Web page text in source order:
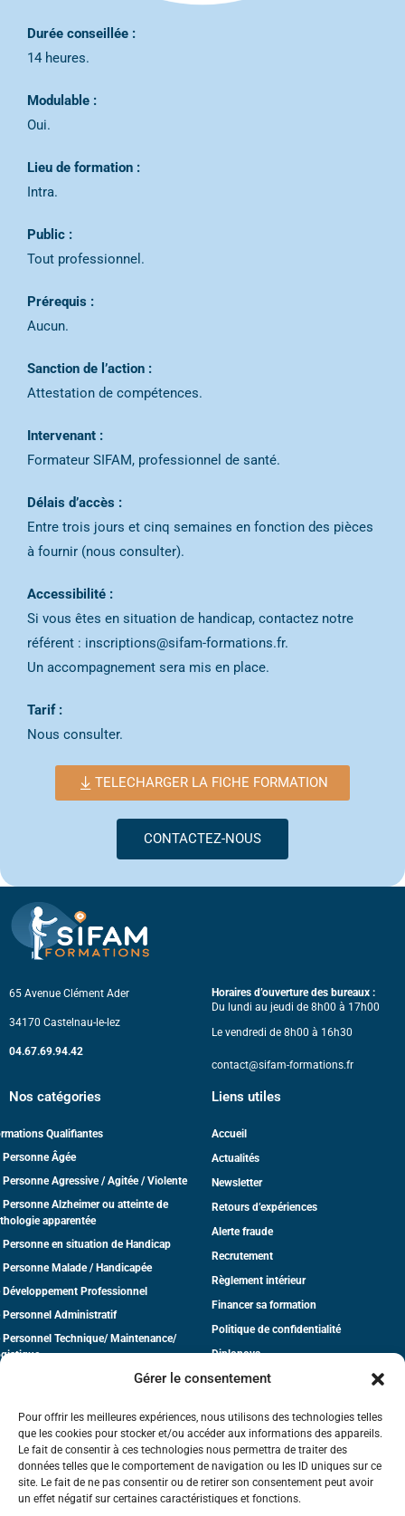
Gérer le consentement
Pour offrir les meilleures expériences, nous utilisons des technologies telles
que les cookies pour stocker et/ou accéder aux informations des appareils.
Le fait de consentir à ces technologies nous permettra de traiter des
données telles que le comportement de navigation ou les ID uniques sur ce
site. Le fait de ne pas consentir ou de retirer son consentement peut avoir
un effet négatif sur certaines caractéristiques et fonctions.
Durée conseillée :
14 heures.
Modulable :
Oui.
Lieu de formation :
Intra.
Public :
Tout professionnel.
Prérequis :
Aucun.
Sanction de l’action :
Attestation de compétences.
Intervenant :
Formateur SIFAM, professionnel de santé.
Délais d’accès :
Entre trois jours et cinq semaines en fonction des pièces
à fournir (nous consulter).
Accessibilité :
Si vous êtes en situation de handicap, contactez notre
référent : inscriptions@sifam-formations.fr.
Un accompagnement sera mis en place.
Tarif :
Nous consulter.
TELECHARGER LA FICHE FORMATION
CONTACTEZ-NOUS
65 Avenue Clément Ader
34170 Castelnau-le-lez
04.67.69.94.42
Horaires d’ouverture des bureaux :
Du lundi au jeudi de 8h00 à 17h00
Le vendredi de 8h00 à 16h30
contact@sifam-formations.fr
Nos catégories
Qualifiantes
Personne Âgée
Personne Agressive / Agitée / Violente
Personne Alzheimer ou atteinte de
apparentée
Personne en situation de Handicap
Personne Malade / Handicapée
Développement Professionnel
Personnel Administratif
Personnel Technique/ Maintenance/
Liens utiles
Accueil
Actualités
Newsletter
Retours d’expériences
Alerte fraude
Recrutement
Règlement intérieur
Financer sa formation
Politique de confidentialité
Diplonova
CGV